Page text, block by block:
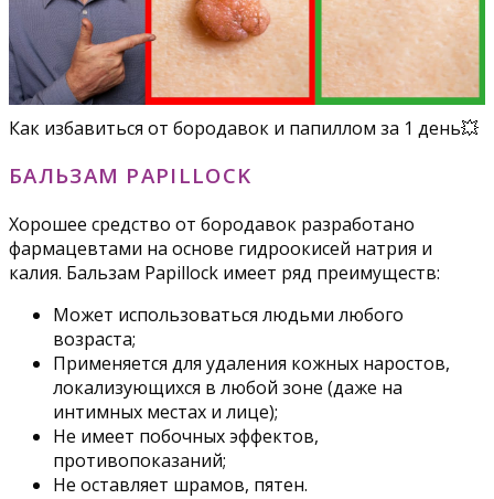
Как избавиться от бородавок и папиллом за 1 день💥
БАЛЬЗАМ PAPILLOCK
Хорошее средство от бородавок разработано
фармацевтами на основе гидроокисей натрия и
калия. Бальзам Papillock имеет ряд преимуществ:
Может использоваться людьми любого
возраста;
Применяется для удаления кожных наростов,
локализующихся в любой зоне (даже на
интимных местах и лице);
Не имеет побочных эффектов,
противопоказаний;
Не оставляет шрамов, пятен.